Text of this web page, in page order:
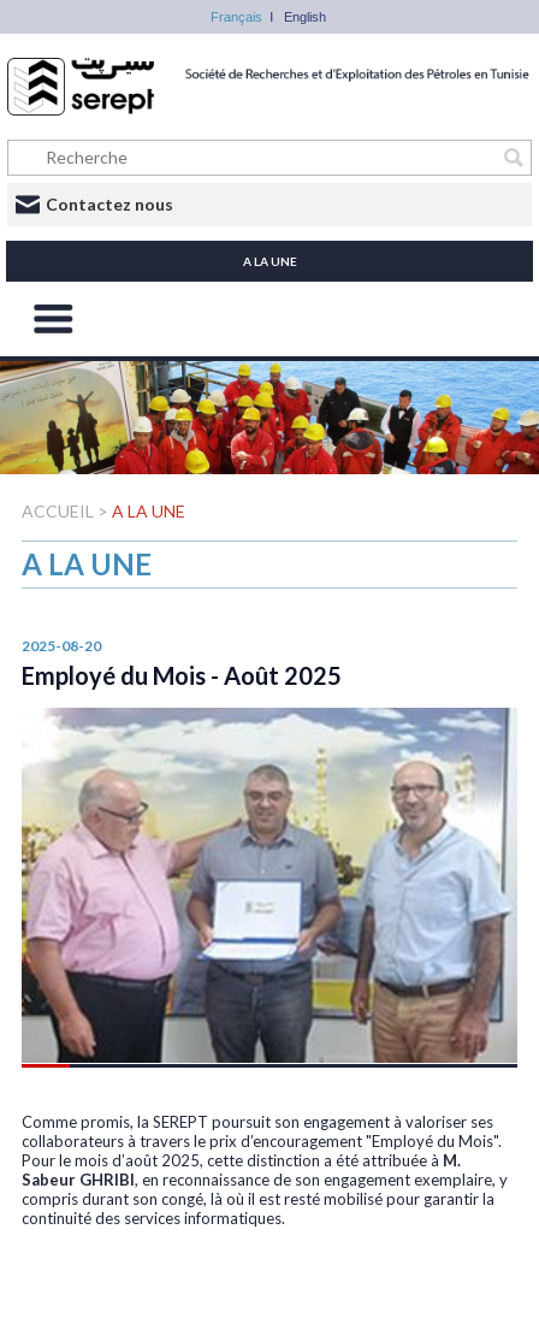
Français English
Contactez nous
A LA UNE
ACCUEIL > A LA UNE
A LA UNE
2025-08-20
Employé du Mois - Août 2025
Comme promis, la SEREPT poursuit son engagement à valoriser ses
collaborateurs à travers le prix d’encouragement "Employé du Mois".
Pour le mois d’août 2025, cette distinction a été attribuée à M.
Sabeur GHRIBI, en reconnaissance de son engagement exemplaire, y
compris durant son congé, là où il est resté mobilisé pour garantir la
continuité des services informatiques.